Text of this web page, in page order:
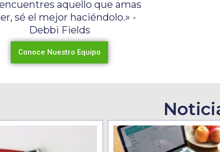
aquello que amas
sé el mejor haciéndolo.» -
Debbi Fields
Conoce Nuestro Equipo